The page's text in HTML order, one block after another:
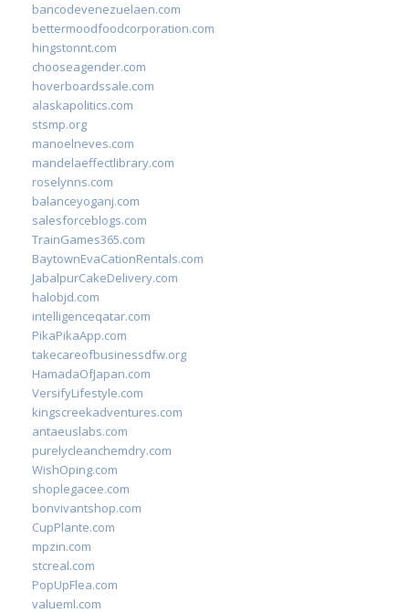
bancodevenezuelaen.com
bettermoodfoodcorporation.com
hingstonnt.com
chooseagender.com
hoverboardssale.com
alaskapolitics.com
stsmp.org
manoelneves.com
mandelaeffectlibrary.com
roselynns.com
balanceyoganj.com
salesforceblogs.com
TrainGames365.com
BaytownEvaCationRentals.com
JabalpurCakeDelivery.com
halobjd.com
intelligenceqatar.com
PikaPikaApp.com
takecareofbusinessdfw.org
HamadaOfJapan.com
VersifyLifestyle.com
kingscreekadventures.com
antaeuslabs.com
purelycleanchemdry.com
WishOping.com
shoplegacee.com
bonvivantshop.com
CupPlante.com
mpzin.com
stcreal.com
PopUpFlea.com
valueml.com